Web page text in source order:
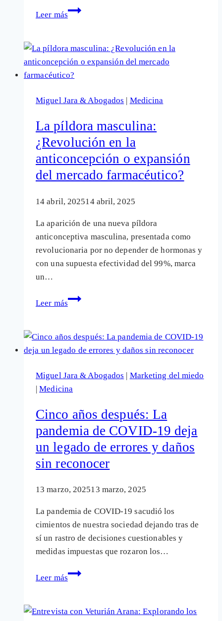
millonarias
Leer más
Las
las
vacunas
COVID:
camuflándose
«COVID
persistente»?
Miguel Jara & Abogados | Medicina
La píldora masculina:
¿Revolución en la
anticoncepción o expansión
del mercado farmacéutico?
14 abril, 202514 abril, 2025
La aparición de una nueva píldora
anticonceptiva masculina, presentada como
revolucionaria por no depender de hormonas y
con una supuesta efectividad del 99%, marca
un…
Leer más
La
¿Revolución
en
anticoncepción
o
del
mercado
farmacéutico?
Miguel Jara & Abogados | Marketing del miedo
|Medicina
Cinco años después: La
pandemia de COVID-19 deja
un legado de errores y daños
sin reconocer
13 marzo, 202513 marzo, 2025
La pandemia de COVID-19 sacudió los
cimientos de nuestra sociedad dejando tras de
sí un rastro de decisiones cuestionables y
medidas impuestas que rozaron los…
Leer más
Cinco
La